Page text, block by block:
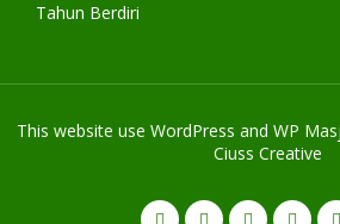
Tahun Berdiri
This website use WordPress and WP
Ciuss Creative